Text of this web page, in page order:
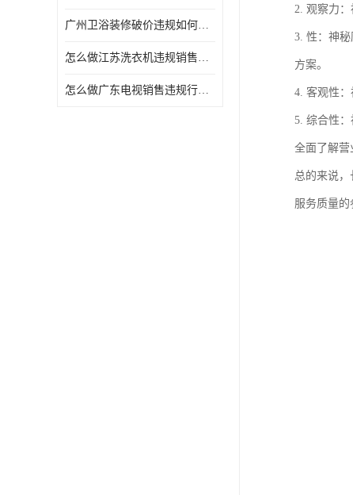
广州卫浴装修破价违规如何进行神秘顾客暗访调查
怎么做江苏洗衣机违规销售神秘顾客检测
怎么做广东电视销售违规行为神秘顾客检测
2. 观察力
3. 性：神
方案。
4. 客观性
5. 综合性
全面了解营
总的来说
服务质量的